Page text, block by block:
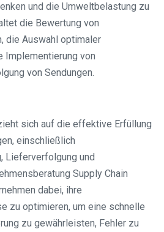
und die Umweltbelastung zu
die Bewertung von
die Auswahl optimaler
Implementierung von
von Sendungen.
sich auf die effektive Erfüllung
einschließlich
Lieferverfolgung und
Supply Chain
dabei, ihre
zu optimieren, um eine schnelle
zu gewährleisten, Fehler zu